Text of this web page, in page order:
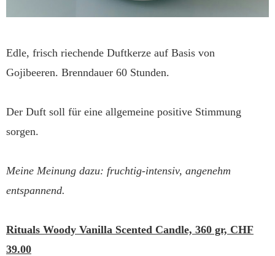
Edle, frisch riechende Duftkerze auf Basis von
Gojibeeren. Brenndauer 60 Stunden.
Der Duft soll für eine allgemeine positive Stimmung
sorgen.
Meine Meinung dazu: fruchtig-intensiv, angenehm
entspannend.
Rituals Woody Vanilla Scented Candle, 360 gr, CHF
39.00